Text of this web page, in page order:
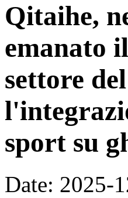
Qitaihe,
emanato
settore
sport su
Date: 2025-